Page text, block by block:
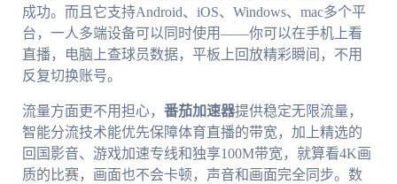
成功。而且它支持Android、iOS、Windows、mac多个平
台，一人多端设备可以同时使用——你可以在手机上看
直播，电脑上查球员数据，平板上回放精彩瞬间，不用
反复切换账号。
流量方面更不用担心， 番茄加速器提供稳定无限流量，
智能分流技术能优先保障体育直播的带宽，加上精选的
回国影音、游戏加速专线和独享100M带宽，就算看4K画
质的比赛，画面也不会卡顿，声音和画面完全同步。数